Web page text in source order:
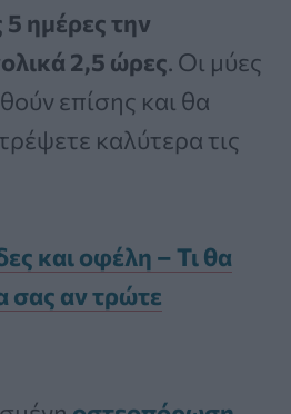
ημέρες την
2,5 ώρες. Οι μύες
επίσης και θα
καλύτερα τις
και οφέλη – Τι θα
σας αν τρώτε